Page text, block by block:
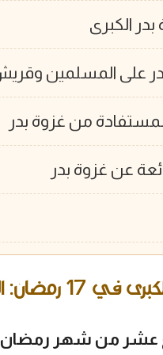
بدر الكبرى
على المسلمين
من غزوة بدر
عن غزوة بدر
والأحداث والنتائج كاملة
عشر من شهر رمضان